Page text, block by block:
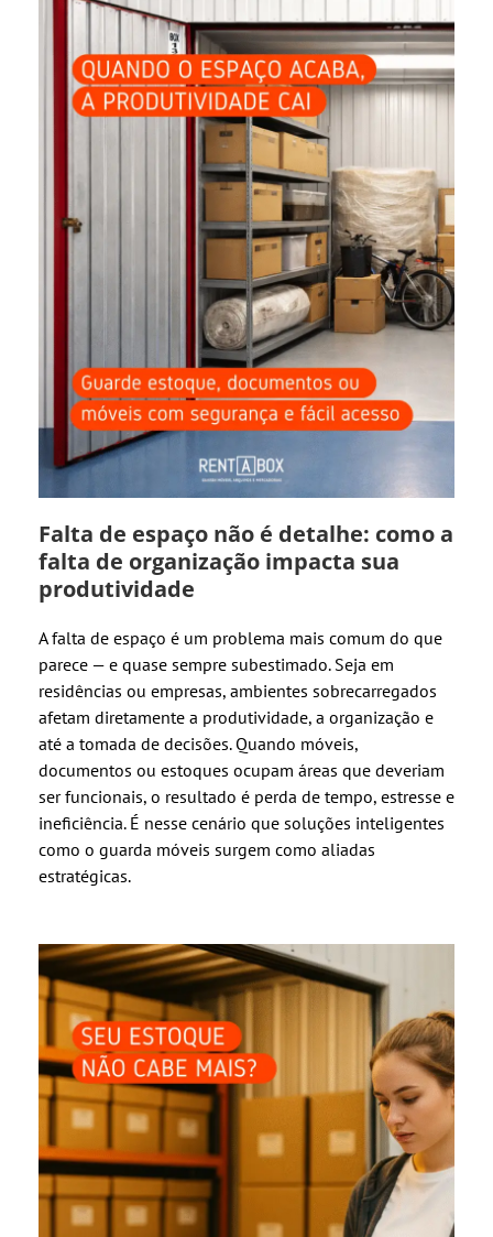
Falta de espaço não é detalhe: como a
falta de organização impacta sua
produtividade
A falta de espaço é um problema mais comum do que
parece — e quase sempre subestimado. Seja em
residências ou empresas, ambientes sobrecarregados
afetam diretamente a produtividade, a organização e
até a tomada de decisões. Quando móveis,
documentos ou estoques ocupam áreas que deveriam
ser funcionais, o resultado é perda de tempo, estresse e
ineficiência. É nesse cenário que soluções inteligentes
como o guarda móveis surgem como aliadas
estratégicas.